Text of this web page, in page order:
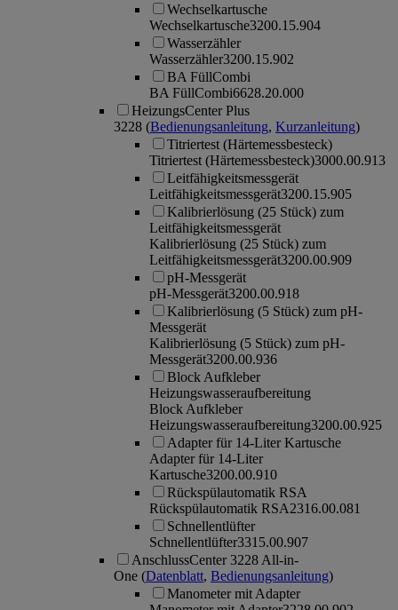
Wechselkartusche
Wechselkartusche3200.15.904
Wasserzähler
Wasserzähler3200.15.902
BA FüllCombi
BA FüllCombi6628.20.000
HeizungsCenter Plus
3228 (Bedienungsanleitung, Kurzanleitung)
Titriertest (Härtemessbesteck)
Titriertest (Härtemessbesteck)3000.00.913
Leitfähigkeitsmessgerät
Leitfähigkeitsmessgerät3200.15.905
Kalibrierlösung (25 Stück) zum
Leitfähigkeitsmessgerät
Kalibrierlösung (25 Stück) zum
Leitfähigkeitsmessgerät3200.00.909
pH-Messgerät
pH-Messgerät3200.00.918
Kalibrierlösung (5 Stück) zum pH-
Messgerät
Kalibrierlösung (5 Stück) zum pH-
Messgerät3200.00.936
Block Aufkleber
Heizungswasseraufbereitung
Block Aufkleber
Heizungswasseraufbereitung3200.00.925
Adapter für 14-Liter Kartusche
Adapter für 14-Liter
Kartusche3200.00.910
Rückspülautomatik RSA
Rückspülautomatik RSA2316.00.081
Schnellentlüfter
Schnellentlüfter3315.00.907
AnschlussCenter 3228 All-in-
One (Datenblatt, Bedienungsanleitung)
Manometer mit Adapter